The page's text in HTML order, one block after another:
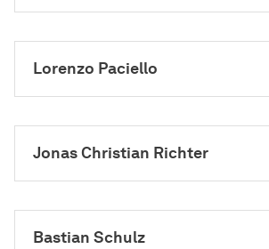
Lorenzo Paciello
Jonas Christian Richter
Bastian Schulz